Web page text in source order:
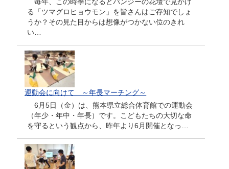
る「ツマグロヒョウモン」を皆さんはご存知でしょ
うか？その見た目からは想像がつかない位のきれ
い…
運動会に向けて ～年長マーチング～
6月5日（金）は、熊本県立総合体育館での運動会
（年少・年中・年長）です。こどもたちの大切な命
を守るという観点から、昨年より6月開催となっ…